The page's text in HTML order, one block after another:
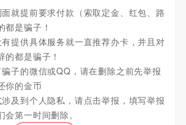
就提前要求付款（索取定金、红包、路
都是骗子！
提供具体服务就一直推荐办卡，并且对
的都是骗子！
子的微信或QQ，请在删除之前先举报
你的金币
及到个人隐私，请点击举报，填写举报
第一时间删除。